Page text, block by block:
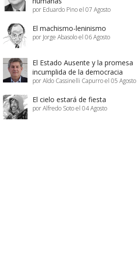
por Eduardo Pino el 07 Agosto
El machismo-leninismo
por Jorge Abasolo el 06 Agosto
El Estado Ausente y la promesa
incumplida de la democracia
por Aldo Cassinelli Capurro el 05 Agosto
El cielo estará de fiesta
por Alfredo Soto el 04 Agosto